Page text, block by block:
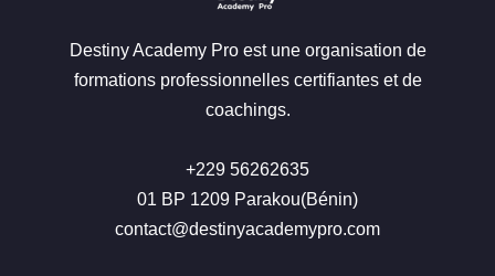
Destiny Academy Pro est une organisation de
formations professionnelles certifiantes et de
coachings.
+229 56262635
01 BP 1209 Parakou(Bénin)
contact@destinyacademypro.com